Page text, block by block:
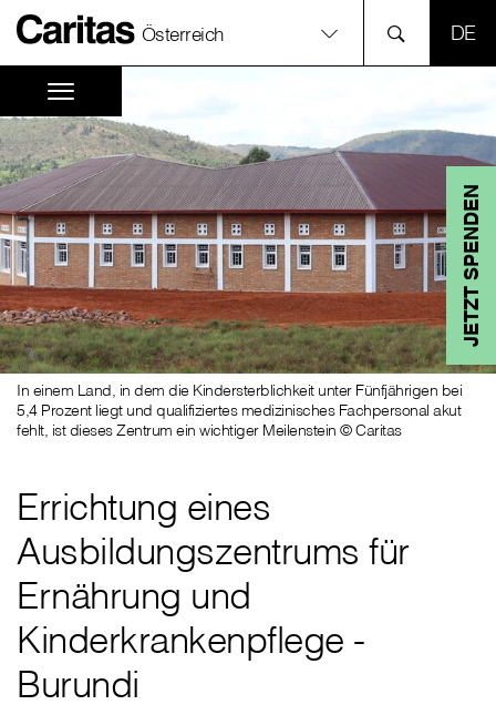
Österreich
JETZT SPENDEN
In einem Land, in dem die Kindersterblichkeit unter Fünfjährigen bei
5,4 Prozent liegt und qualifiziertes medizinisches Fachpersonal akut
fehlt, ist dieses Zentrum ein wichtiger Meilenstein © Caritas
Errichtung eines
Ausbildungszentrums für
Ernährung und
Kinderkrankenpflege -
Burundi